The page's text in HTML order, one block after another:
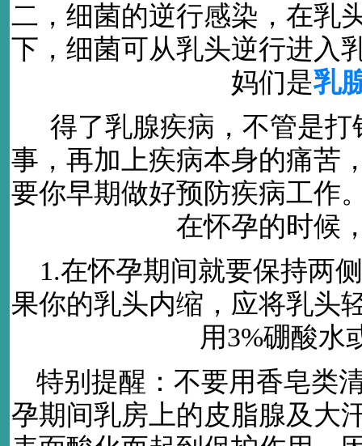
二，细菌的逆行感染，在乳
下，细菌可从乳头逆行进入
妈们是乳
得了乳腺疾病，不管是
事，再加上疾病本身的痛
要你早期做好预防疾病工作
在怀孕的时候
1.在怀孕期间就要保持两
果你的乳头内缩，应将乳头
用3%硼酸水
特别提醒：不要用香皂类
孕期间乳房上的皮脂腺及大